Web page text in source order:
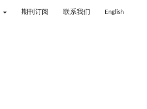
期刊订阅 联系我们 English